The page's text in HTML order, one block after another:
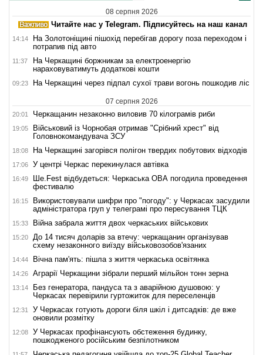
08 серпня 2026
Читайте нас у Telegram. Підписуйтесь на наш канал
14:14
На Золотоніщині пішохід перебігав дорогу поза переходом і
потрапив під авто
11:37
На Черкащині боржникам за електроенергію
нараховуватимуть додаткові кошти
09:23 На Черкащині через підпал сухої трави вогонь пошкодив ліс
07 серпня 2026
20:01 Черкащанин незаконно виловив 70 кілограмів риби
19:05
Військовий із Чорнобая отримав "Срібний хрест" від
Головнокомандувача ЗСУ
18:08 На Черкащині загорівся полігон твердих побутових відходів
17:06 У центрі Черкас перекинулася автівка
16:49
Ше.Fest відбудеться: Черкаська ОВА погодила проведення
фестивалю
16:15
Використовували шифри про "погоду": у Черкасах засудили
адміністратора груп у телеграмі про пересування ТЦК
15:33 Війна забрала життя двох черкаських військових
15:20
До 14 тисяч доларів за втечу: черкащанин організував
схему незаконного виїзду військовозобов'язаних
14:44 Вічна пам'ять: пішла з життя черкаська освітянка
14:26 Аграрії Черкащини зібрали перший мільйон тонн зерна
13:14
Без генератора, пандуса та з аварійною душовою: у
Черкасах перевірили гуртожиток для переселенців
12:31
У Черкасах готують дороги біля шкіл і дитсадків: де вже
оновили розмітку
12:08
У Черкасах профінансують обстеження будинку,
пошкодженого російським безпілотником